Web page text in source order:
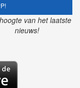
van het laatste
nieuws!